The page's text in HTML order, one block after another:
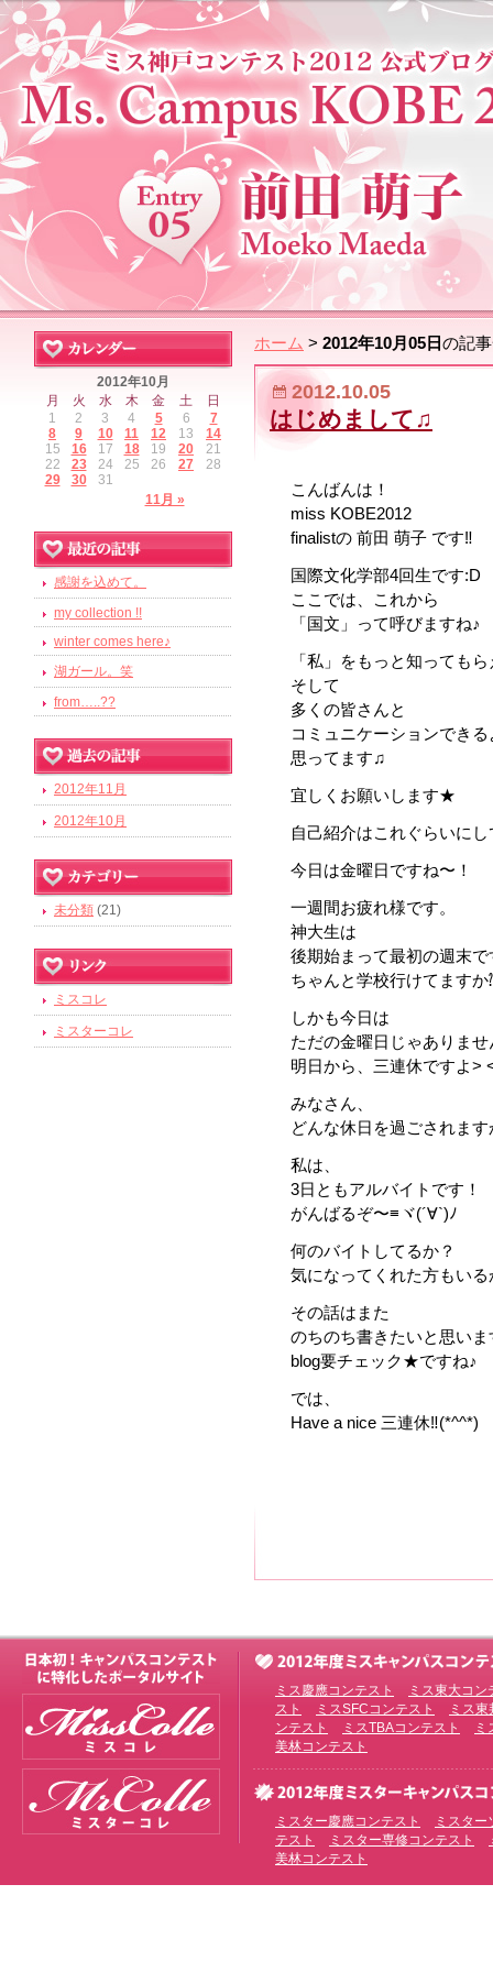
ホーム > 2012年10月05日の記
2012.10.05
はじめまして♫
こんばんは！
miss KOBE2012
finalistの 前田 萌子 です‼
国際文化学部4回生です:D
ここでは、これから
「国文」って呼びますね♪
「私」をもっと知っても
そして
多くの皆さんと
コミュニケーションでき
思ってます♫
宜しくお願いします★
自己紹介はこれぐらいにし
今日は金曜日ですね〜！
一週間お疲れ様です。
神大生は
後期始まって最初の週末で
ちゃんと学校行けてますか
しかも今日は
ただの金曜日じゃありませ
明日から、三連休ですよ>
みなさん、
どんな休日を過ごされます
私は、
3日ともアルバイトです！
がんばるぞ〜≡ヾ(´∀`)ﾉ
何のバイトしてるか？
気になってくれた方もい
その話はまた
のちのち書きたいと思いま
blog要チェック★ですね♪
では、
Have a nice 三連休‼(*^^*)
2012年10月
月
火 水 木 金 土 日
11月 »
1 2 3 4 5 6
7
8
9 10 11 12 13
14
15
16 17 18 19 20
21
22
23 24 25 26 27
28
29
30 31
感謝を込めて。
my collection !!
winter comes here♪
湖ガール。笑
from…..??
2012年11月
2012年10月
未分類 (21)
ミスコレ
ミスターコレ
ミス慶應コンテスト
ミス東大コン
スト
ミスSFCコンテスト
ミス
ンテスト
ミスTBAコンテスト
ミ
美林コンテスト
ミスター慶應コンテスト
ミスタ
テスト
ミスター専修コンテスト
美林コンテスト